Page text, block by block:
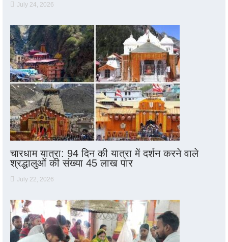
July 24, 2026
चारधाम यात्रा: 94 दिन की यात्रा में दर्शन करने वाले
श्रद्धालुओं की संख्या 45 लाख पार
July 22, 2026